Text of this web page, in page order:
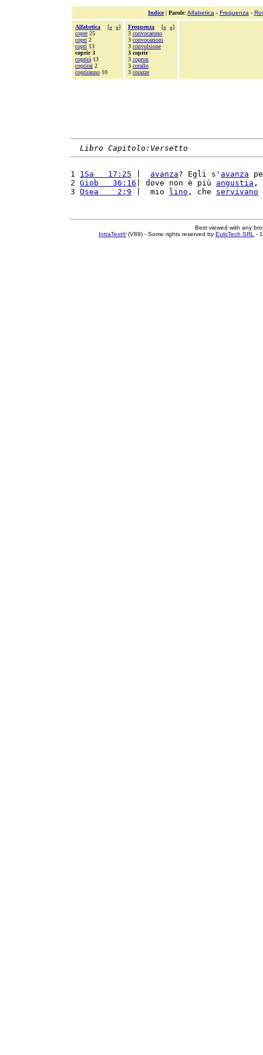
Indice| Parole: Alfabetica - Frequenza -
Alfabetica [« »]
copre 25
copri 2
coprì 13
coprir 3
coprirà 13
coprirai 2
copriranno 10
Frequenza [« »]
3 convocarono
3 convocazioni
3 convulsione
3 coprir
3 copron
3 corallo
3 corazze
Libro Capitolo:Versetto
1 1Sa   17:25 avanza? Egli s' avanza
2 Giob   36:16 | dove non è più angustia ,
3 Osea    2:9 |  mio lino , che servivano
Best viewed with any
IntraText®(V89) - Some rights reserved by EuloTech SRL -